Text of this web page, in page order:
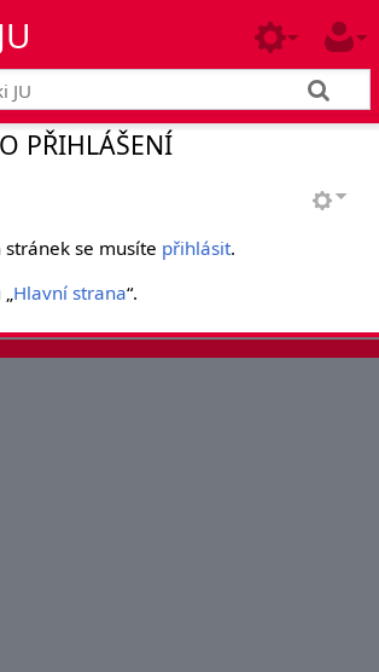
PŘIHLÁŠENÍ
se musíte přihlásit.
Hlavní strana“.